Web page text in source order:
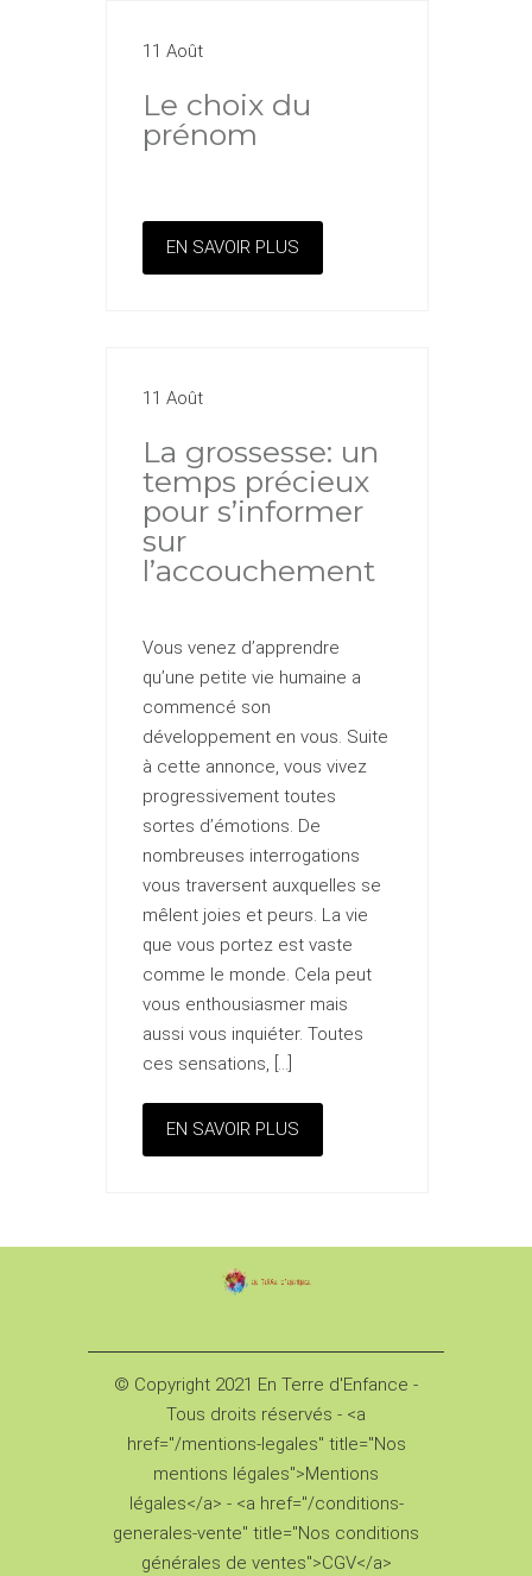
11 Août
Le choix du
prénom
EN SAVOIR PLUS
11 Août
La grossesse: un
temps précieux
pour s’informer
sur
l’accouchement
Vous venez d’apprendre
qu’une petite vie humaine a
commencé son
développement en vous. Suite
à cette annonce, vous vivez
progressivement toutes
sortes d’émotions. De
nombreuses interrogations
vous traversent auxquelles se
mêlent joies et peurs. La vie
que vous portez est vaste
comme le monde. Cela peut
vous enthousiasmer mais
aussi vous inquiéter. Toutes
ces sensations, […]
EN SAVOIR PLUS
© Copyright 2021 En Terre d'Enfance -
Tous droits réservés - <a
href="/mentions-legales" title="Nos
mentions légales">Mentions
légales</a> - <a href="/conditions-
generales-vente" title="Nos conditions
générales de ventes">CGV</a>